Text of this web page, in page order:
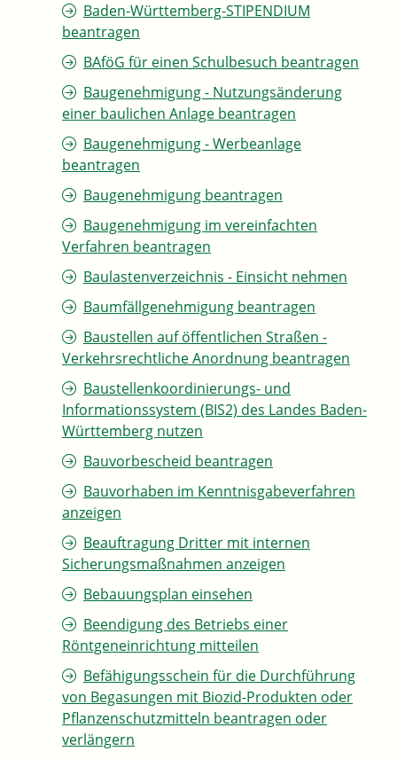
Baden-Württemberg-STIPENDIUM
beantragen
BAföG für einen Schulbesuch beantragen
Baugenehmigung - Nutzungsänderung
einer baulichen Anlage beantragen
Baugenehmigung - Werbeanlage
beantragen
Baugenehmigung beantragen
Baugenehmigung im vereinfachten
Verfahren beantragen
Baulastenverzeichnis - Einsicht nehmen
Baumfällgenehmigung beantragen
Baustellen auf öffentlichen Straßen -
Verkehrsrechtliche Anordnung beantragen
Baustellenkoordinierungs- und
Informationssystem (BIS2) des Landes Baden-
Württemberg nutzen
Bauvorbescheid beantragen
Bauvorhaben im Kenntnisgabeverfahren
anzeigen
Beauftragung Dritter mit internen
Sicherungsmaßnahmen anzeigen
Bebauungsplan einsehen
Beendigung des Betriebs einer
Röntgeneinrichtung mitteilen
Befähigungsschein für die Durchführung
von Begasungen mit Biozid-Produkten oder
Pflanzenschutzmitteln beantragen oder
verlängern